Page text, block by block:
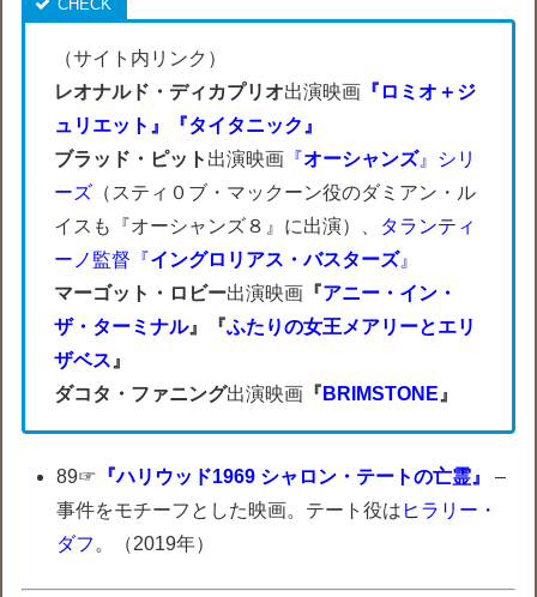
（サイト内リンク）
レオナルド・ディカプリオ出演映画 『ロミオ＋ジ
ュリエット』『タイタニック』
ブラッド・ピット 出演映画 『オーシャンズ』シリ
ーズ （スティ０ブ・マックーン役のダミアン・ル
イスも『オーシャンズ８』に出演）、
タランティ
ーノ監督『イングロリアス・バスターズ』
マーゴット・ロビー出演映画 『アニー・イン・
ザ・ターミナル』『ふたりの女王メアリーとエリ
ザベス 』
ダコタ・ファニング出演映画 『 BRIMSTONE 』
89☞ 『ハリウッド1969 シャロン・テートの亡霊』
–
事件をモチーフとした映画。テート役は ヒラリー・
ダフ 。（2019年）